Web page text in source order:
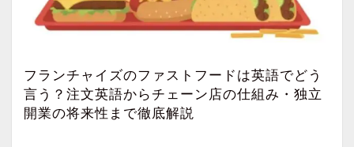
フランチャイズのファストフードは英語でどう
言う？注文英語からチェーン店の仕組み・独立
開業の将来性まで徹底解説